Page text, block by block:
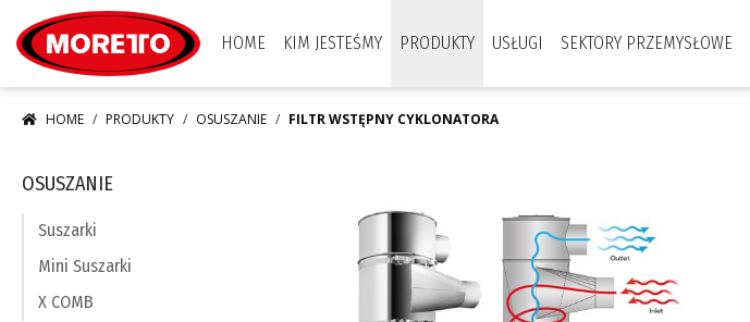
HOME
KIM JESTEŚMY PRODUKTY USŁUGI SEKTORY PRZEMYSŁOWE
HOME PRODUKTY OSUSZANIE FILTR WSTĘPNY CYKLONATORA
OSUSZANIE
Suszarki
Mini Suszarki
X COMB